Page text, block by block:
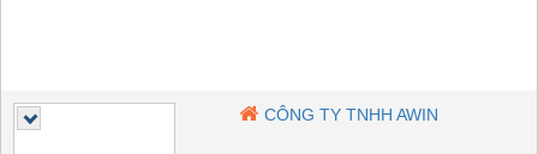
CÔNG TY TNHH AWIN